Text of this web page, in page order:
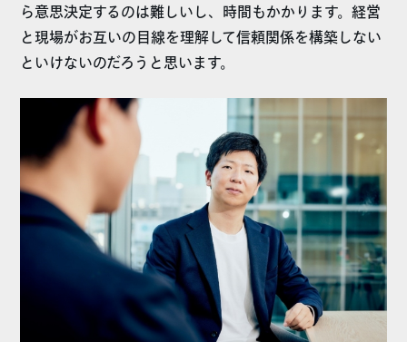
ら意思決定するのは難しいし、時間もかかります。経営
と現場がお互いの目線を理解して信頼関係を構築しない
といけないのだろうと思います。